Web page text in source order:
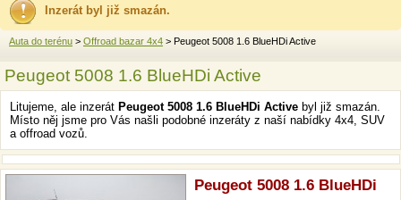
Inzerát byl již smazán.
Auta do terénu > Offroad bazar 4x4 > Peugeot 5008 1.6 BlueHDi Active
Peugeot 5008 1.6 BlueHDi Active
Litujeme, ale inzerát Peugeot 5008 1.6 BlueHDi Active byl již smazán.
Místo něj jsme pro Vás našli podobné inzeráty z naší nabídky 4x4, SUV
a offroad vozů.
Peugeot 5008 1.6 BlueHDi